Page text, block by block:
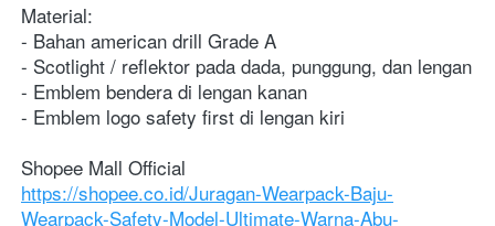
Material:
- Bahan american drill Grade A
- Emblem bendera di lengan kanan
- Emblem logo safety first di lengan kiri
Shopee Mall Official
https://shopee.co.id/Juragan-Wearpack-Baju-
Wearpack-Safety-Model-Ultimate-Warna-Abu-